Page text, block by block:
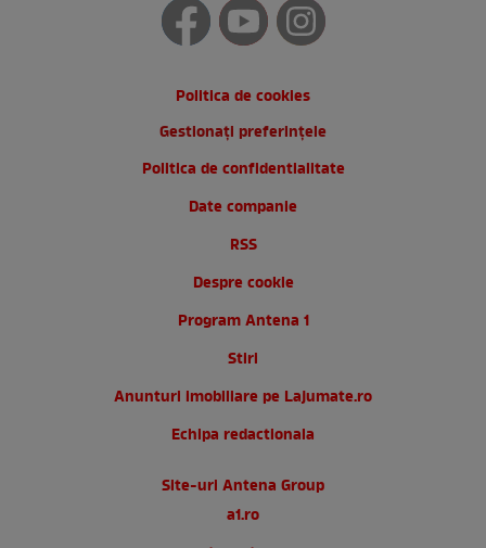
Politica de cookies
Gestionați preferințele
Politica de confidentialitate
Date companie
RSS
Despre cookie
Program Antena 1
Stiri
Anunturi imobiliare pe Lajumate.ro
Echipa redactionala
Site-uri Antena Group
a1.ro